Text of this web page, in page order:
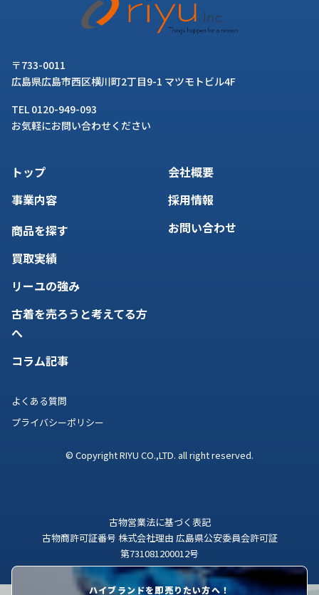
ハイブランドを即売りたい方へ！
〒733-0011
広島県広島市西区横川町2丁目9-1 マツモトビル4F
TEL 0120-949-093
お気軽にお問い合わせください
トップ
事業内容
商品を探す
買取実績
リーユの強み
古着を売ろうと考えてる方
へ
コラム記事
会社概要
採用情報
お問い合わせ
よくある質問
プライバシーポリシー
© Copyright RIYU CO.,LTD. all right reserved.
古物営業法に基づく表記
古物商許可証番号 株式会社理由 広島県公安委員会許可証
第731081200012号